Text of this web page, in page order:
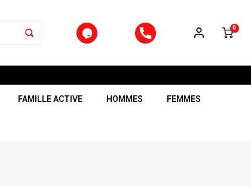
0
FAMILLE ACTIVE HOMMES FEMMES